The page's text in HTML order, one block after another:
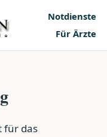
Notdienste
Für Ärzte
für das